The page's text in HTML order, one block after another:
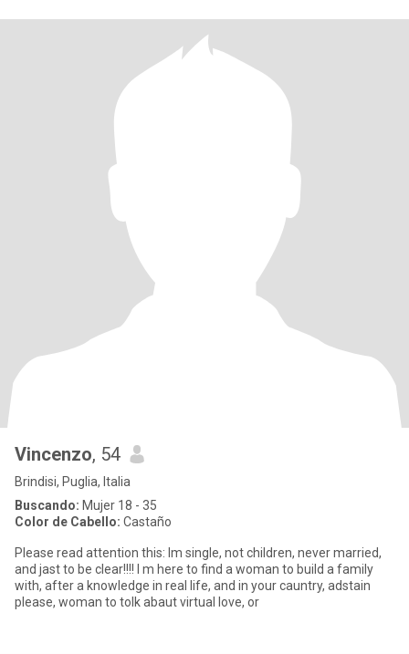
Vincenzo, 54
Brindisi, Puglia, Italia
Buscando: Mujer 18 - 35
Color de Cabello: Castaño
Please read attention this: Im single, not children, never married,
and jast to be clear!!!! I m here to find a woman to build a family
with, after a knowledge in real life, and in your cauntry, adstain
please, woman to tolk abaut virtual love, or